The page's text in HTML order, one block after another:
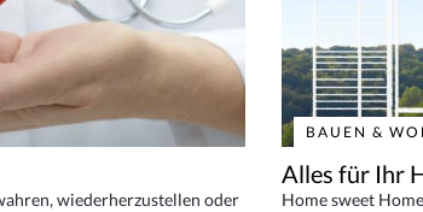
wiederherzustellen oder
BAUEN &
Alles für Ihr
Home sweet